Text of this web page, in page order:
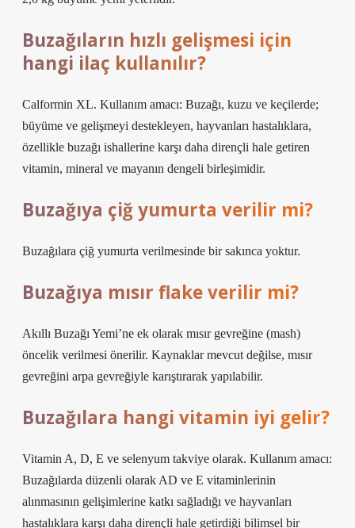
Buzağıların hızlı gelişmesi için
hangi ilaç kullanılır?
Calformin XL. Kullanım amacı: Buzağı, kuzu ve keçilerde;
büyüme ve gelişmeyi destekleyen, hayvanları hastalıklara,
özellikle buzağı ishallerine karşı daha dirençli hale getiren
vitamin, mineral ve mayanın dengeli birleşimidir.
Buzağıya çiğ yumurta verilir mi?
Buzağılara çiğ yumurta verilmesinde bir sakınca yoktur.
Buzağıya mısır flake verilir mi?
Akıllı Buzağı Yemi’ne ek olarak mısır gevreğine (mash)
öncelik verilmesi önerilir. Kaynaklar mevcut değilse, mısır
gevreğini arpa gevreğiyle karıştırarak yapılabilir.
Buzağılara hangi vitamin iyi gelir?
Vitamin A, D, E ve selenyum takviye olarak. Kullanım amacı:
Buzağılarda düzenli olarak AD ve E vitaminlerinin
alınmasının gelişimlerine katkı sağladığı ve hayvanları
hastalıklara karşı daha dirençli hale getirdiği bilimsel bir